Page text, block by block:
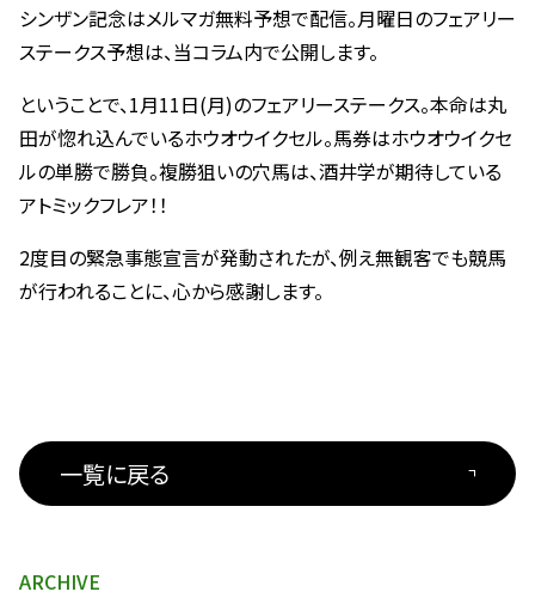
シンザン記念はメルマガ無料予想で配信。月曜日のフェアリー
ステークス予想は、当コラム内で公開します。
ということで、1月11日(月)のフェアリーステークス。本命は丸
田が惚れ込んでいるホウオウイクセル。馬券はホウオウイクセ
ルの単勝で勝負。複勝狙いの穴馬は、酒井学が期待している
アトミックフレア！！
2度目の緊急事態宣言が発動されたが、例え無観客でも競馬
が行われることに、心から感謝します。
一覧に戻る
ARCHIVE